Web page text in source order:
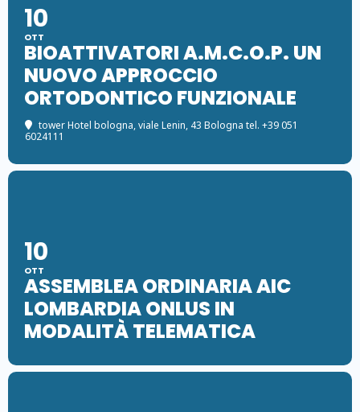
10
OTT
BIOATTIVATORI A.M.C.O.P. UN
NUOVO APPROCCIO
ORTODONTICO FUNZIONALE
tower Hotel bologna, viale Lenin, 43 Bologna tel. +39 051
6024111
10
OTT
ASSEMBLEA ORDINARIA AIC
LOMBARDIA ONLUS IN
MODALITÀ TELEMATICA